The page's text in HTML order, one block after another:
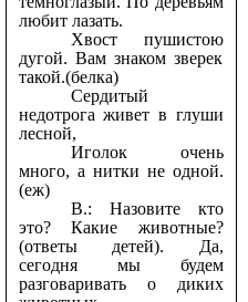
любит лазать.
Хвост пушистою
дугой. Вам знаком зверек
такой.(белка)
Сердитый
недотрога живет в глуши
лесной,
Иголок очень
много, а нитки не одной.
(еж)
В.: Назовите кто
это? Какие животные?
(ответы детей). Да,
сегодня мы будем
разговаривать о диких